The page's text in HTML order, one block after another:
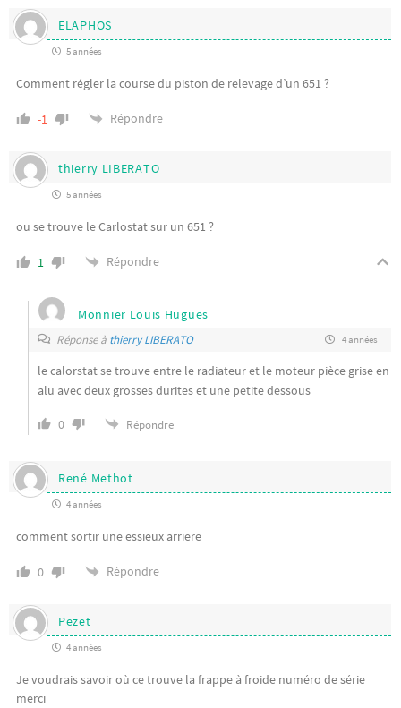
ELAPHOS
5 années
Comment régler la course du piston de relevage d’un 651 ?
-1 Répondre
thierry LIBERATO
5 années
ou se trouve le Carlostat sur un 651 ?
1 Répondre
Monnier Louis Hugues
Réponse à thierry LIBERATO 4 années
le calorstat se trouve entre le radiateur et le moteur pièce grise en
alu avec deux grosses durites et une petite dessous
0 Répondre
René Methot
4 années
comment sortir une essieux arriere
0 Répondre
Pezet
4 années
Je voudrais savoir où ce trouve la frappe à froide numéro de série
merci